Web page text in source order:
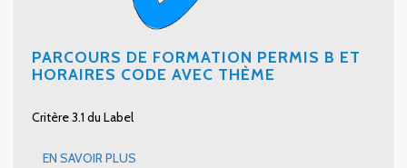
PARCOURS DE FORMATION PERMIS B ET
HORAIRES CODE AVEC THÈME
Critère 3.1 du Label
EN SAVOIR PLUS